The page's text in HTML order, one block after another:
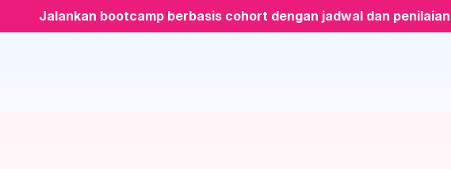
Jalankan bootcamp berbasis cohort dengan jadwal dan